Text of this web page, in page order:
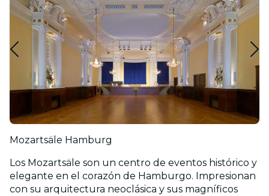
Mozartsäle Hamburg
Los Mozartsäle son un centro de eventos histórico y
elegante en el corazón de Hamburgo. Impresionan
con su arquitectura neoclásica y sus magníficos